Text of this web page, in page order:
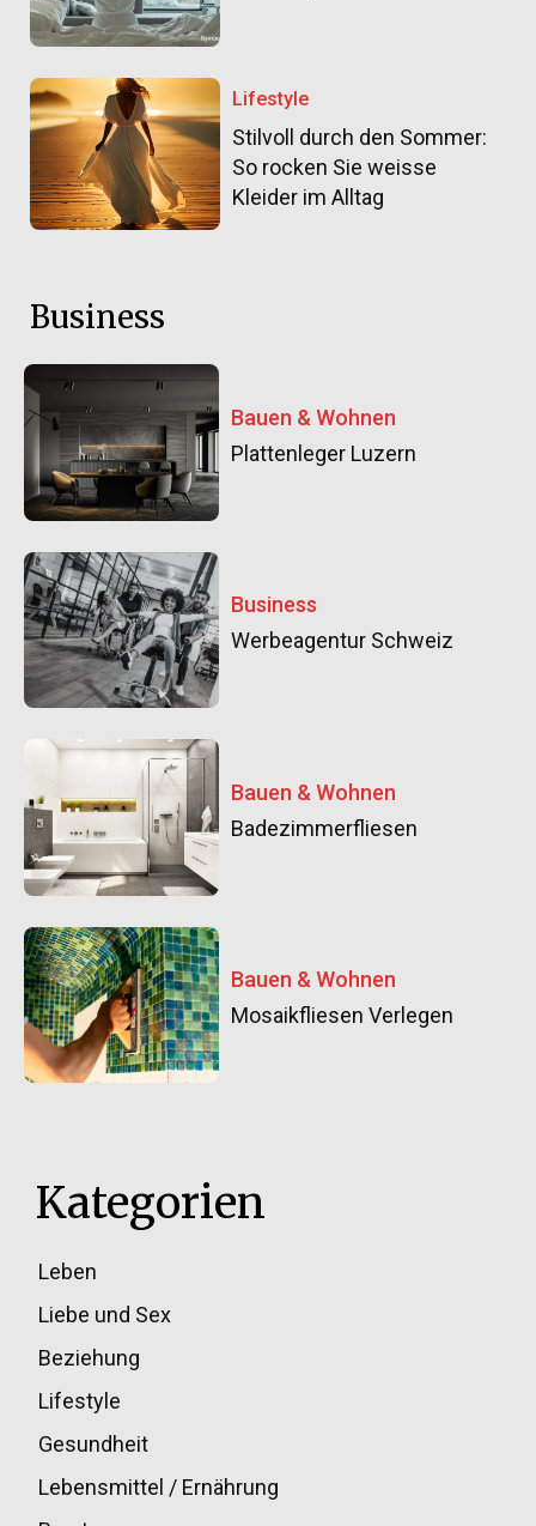
Lifestyle
Stilvoll durch den Sommer:
So rocken Sie weisse
Kleider im Alltag
Business
Bauen & Wohnen
Plattenleger Luzern
Business
Werbeagentur Schweiz
Bauen & Wohnen
Badezimmerfliesen
Bauen & Wohnen
Mosaikfliesen Verlegen
Kategorien
Leben
Liebe und Sex
Beziehung
Lifestyle
Gesundheit
Lebensmittel / Ernährung